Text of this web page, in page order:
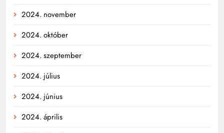
2024. november
2024. október
2024. szeptember
2024. július
2024. június
2024. április